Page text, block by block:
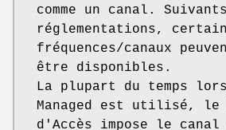
comme un canal.
réglementations,
fréquences/canaux
être disponibles.
La plupart du temps
Managed est utilisé, le
d'Accès impose le